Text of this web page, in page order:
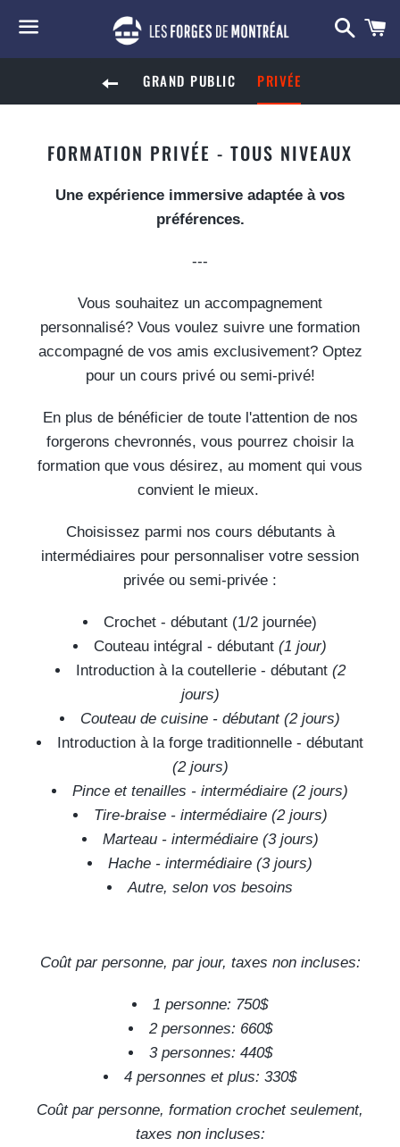
RETOUR À LA NAVIGATION SUR LE SITE
GRAND PUBLIC PRIVÉE
COLLECTION:
FORMATION PRIVÉE - TOUS NIVEAUX
Une expérience immersive adaptée à vos
préférences.
---
Vous souhaitez un accompagnement
personnalisé? Vous voulez suivre une formation
accompagné de vos amis exclusivement? Optez
pour un cours privé ou semi-privé!
En plus de bénéficier de toute l'attention de nos
forgerons chevronnés, vous pourrez choisir la
formation que vous désirez, au moment qui vous
convient le mieux.
Choisissez parmi nos cours débutants à
intermédiaires pour personnaliser votre session
privée ou semi-privée :
Crochet - débutant (1/2 journée)
Couteau intégral - débutant (1 jour)
Introduction à la coutellerie - débutant (2
jours)
Couteau de cuisine - débutant (2 jours)
Introduction à la forge traditionnelle - débutant
(2 jours)
Pince et tenailles - intermédiaire (2 jours)
Tire-braise - intermédiaire (2 jours)
Marteau - intermédiaire (3 jours)
Hache - intermédiaire (3 jours)
Autre, selon vos besoins
Coût par personne, par jour, taxes non incluses:
1 personne: 750$
2 personnes: 660$
3 personnes: 440$
4 personnes et plus: 330$
Coût par personne, formation crochet seulement,
taxes non incluses: